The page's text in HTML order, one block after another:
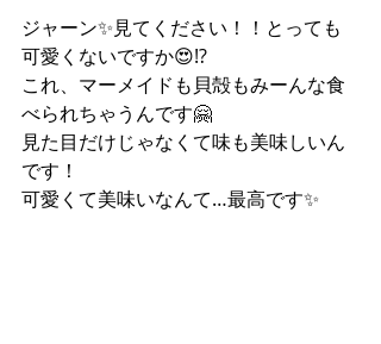
ジャーン✨見てください！！とっても
可愛くないですか😍!?
これ、マーメイドも貝殻もみーんな食
べられちゃうんです🤗
見た目だけじゃなくて味も美味しいん
です！
可愛くて美味いなんて…最高です✨